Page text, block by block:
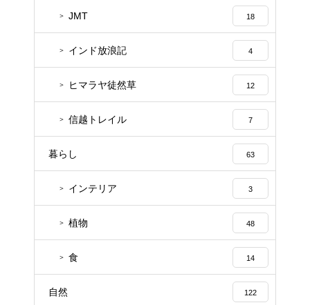
JMT 18
インド放浪記 4
ヒマラヤ徒然草 12
信越トレイル 7
暮らし 63
インテリア 3
植物 48
食 14
自然 122